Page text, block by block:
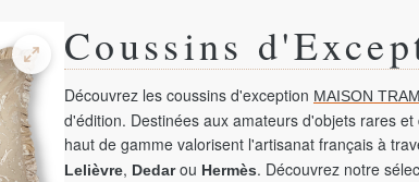
Coussins
Découvrez les coussins d'exception MAISON
d'édition. Destinées aux amateurs d'objets rares
haut de gamme valorisent l'artisanat français à
Lelièvre, Dedarou Hermès. Découvrez notre